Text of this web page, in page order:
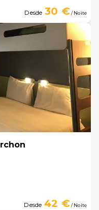
Desde 30 €/ Noite
Desde 42 €/ Noite